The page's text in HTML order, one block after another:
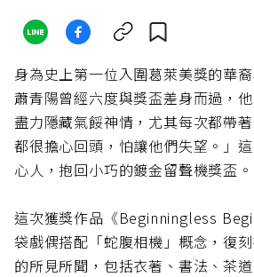
身為史上第一位入圍葛萊美獎的華
蕭青陽曾經六度與獎盃差身而過，
盡力隱藏氣餒神情，尤其每次都帶
都很擔心回頭，怕讓他們失望。」
心人，抱回小巧的鍍金留聲機獎盃。
這次獲獎作品《Beginningless
袋戲偶搭配「蛇腹相機」概念，復
的所見所聞，包括衣著、書法、茶